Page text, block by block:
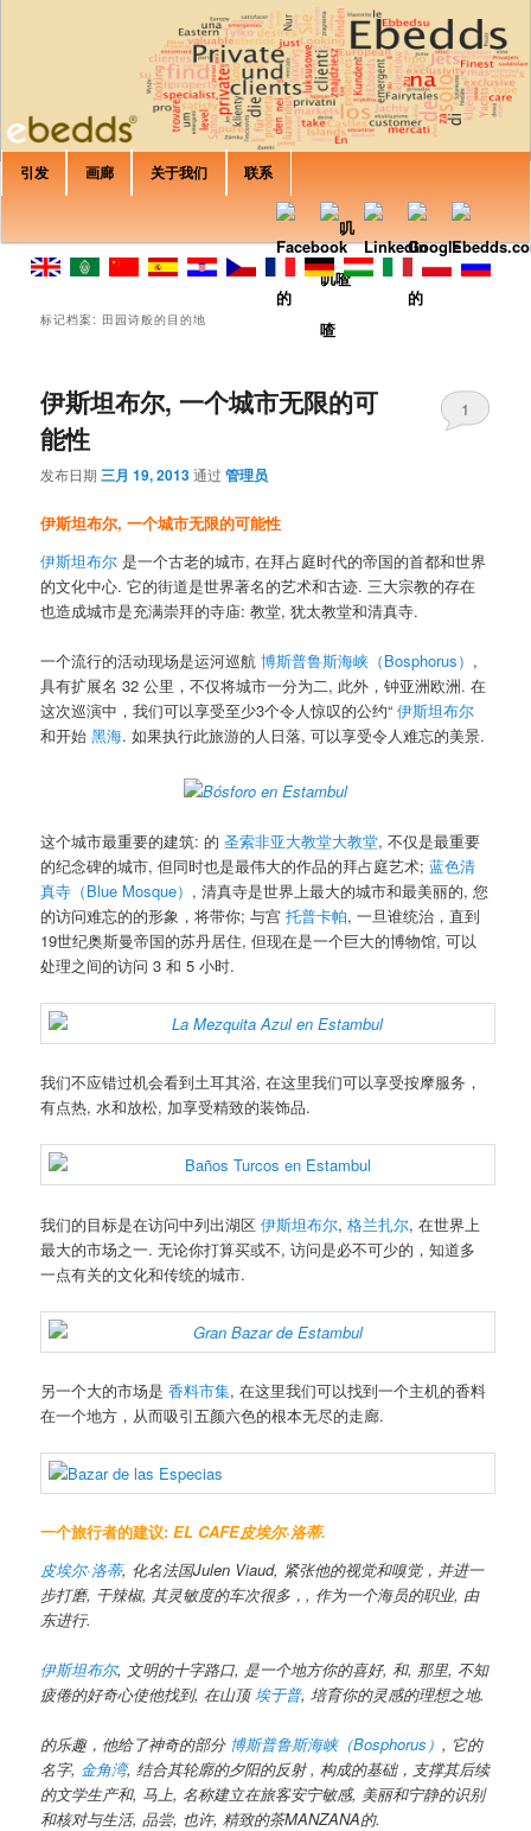
培训Ebedds
您是否正在寻找私人楼宇租金? 房间? 房子? 乙&B或别墅? 加那利群岛, 意大
利, 西班牙, 克罗地亚, 法国, 巴利阿里群岛? ，在EbeddsRent你可以找到任何
属性，将符合您的期望.
主菜单
跳至主内容
跳至副内容
引发 画廊 关于我们 联系
标记档案: 田园诗般的目的地
伊斯坦布尔, 一个城市无限的可
能性
发布日期 三月 19, 2013通过管理员
1
伊斯坦布尔, 一个城市无限的可能性
伊斯坦布尔是一个古老的城市, 在拜占庭时代的帝国的首都和世界
的文化中心. 它的街道是世界著名的艺术和古迹. 三大宗教的存在
也造成城市是充满崇拜的寺庙: 教堂, 犹太教堂和清真寺.
一个流行的活动现场是运河巡航博斯普鲁斯海峡（Bosphorus） ,
具有扩展名 32 公里，不仅将城市一分为二, 此外，钟亚洲欧洲. 在
这次巡演中，我们可以享受至少3个令人惊叹的公约“伊斯坦布尔
和开始黑海. 如果执行此旅游的人日落, 可以享受令人难忘的美景.
这个城市最重要的建筑: 的圣索非亚大教堂大教堂, 不仅是最重要
的纪念碑的城市, 但同时也是最伟大的作品的拜占庭艺术;蓝色清
真寺（Blue Mosque） , 清真寺是世界上最大的城市和最美丽的, 您
的访问难忘的的形象，将带你; 与宫托普卡帕, 一旦谁统治，直到
19世纪奥斯曼帝国的苏丹居住, 但现在是一个巨大的博物馆, 可以
处理之间的访问 3 和 5 小时.
我们不应错过机会看到土耳其浴, 在这里我们可以享受按摩服务，
有点热, 水和放松, 加享受精致的装饰品.
我们的目标是在访问中列出湖区伊斯坦布尔,格兰扎尔, 在世界上
最大的市场之一. 无论你打算买或不, 访问是必不可少的，知道多
一点有关的文化和传统的城市.
另一个大的市场是香料市集, 在这里我们可以找到一个主机的香料
在一个地方，从而吸引五颜六色的根本无尽的走廊.
一个旅行者的建议:EL CAFE皮埃尔·洛蒂.
皮埃尔·洛蒂, 化名法国Julen Viaud, 紧张他的视觉和嗅觉，并进一
步打磨, 干辣椒, 其灵敏度的车次很多，, 作为一个海员的职业, 由
东进行.
伊斯坦布尔, 文明的十字路口, 是一个地方你的喜好, 和, 那里, 不知
疲倦的好奇心使他找到, 在山顶埃于普, 培育你的灵感的理想之地.
的乐趣，他给了神奇的部分 博斯普鲁斯海峡（Bosphorus）, 它的
名字, 金角湾, 结合其轮廓的夕阳的反射 , 构成的基础，支撑其后续
的文学生产和, 马上, 名称建立在旅客安宁敏感, 美丽和宁静的识别
和核对与生活, 品尝, 也许, 精致的茶MANZANA的.